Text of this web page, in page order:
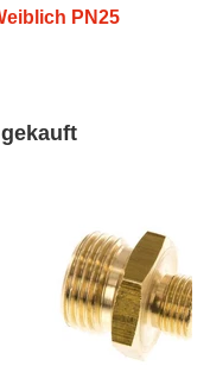
PN25